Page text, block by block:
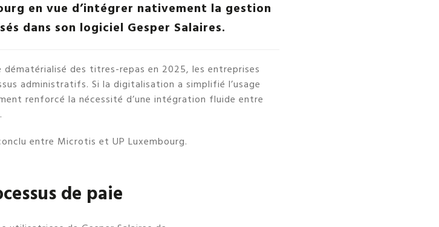
en vue d’intégrer nativement la gestion
dans son logiciel Gesper Salaires.
des titres-repas en 2025, les entreprises
administratifs. Si la digitalisation a simplifié l’usage
renforcé la nécessité d’une intégration fluide entre
entre Microtis et UP Luxembourg.
de paie